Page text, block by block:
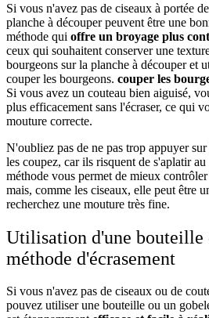
Si vous n'avez pas de ciseaux à portée
planche à découper peuvent être une
méthode qui offre un broyage plus
ceux qui souhaitent conserver une
bourgeons sur la planche à découper et
couper les bourgeons. couper les
Si vous avez un couteau bien aiguisé,
plus efficacement sans l'écraser, ce qui
mouture correcte.
N'oubliez pas de ne pas trop appuyer
les coupez, car ils risquent de s'aplatir
méthode vous permet de mieux
mais, comme les ciseaux, elle peut être
recherchez une mouture très fine.
Utilisation d'une bouteille
méthode d'écrasement
Si vous n'avez pas de ciseaux ou de
pouvez utiliser une bouteille ou un